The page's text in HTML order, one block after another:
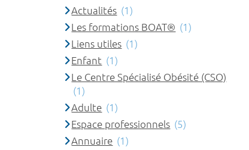
Actualités (1)
Les formations BOAT® (1)
Liens utiles (1)
Enfant (1)
Le Centre Spécialisé Obésité (CSO)
(1)
Adulte (1)
Espace professionnels (5)
Annuaire (1)